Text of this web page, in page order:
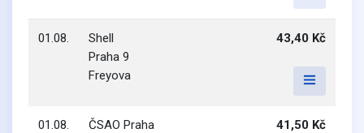
01.08.
Shell
Praha 9
Freyova
43,40 Kč
01.08.
ČSAO Praha
41,50 Kč